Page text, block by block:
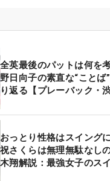
時高校3年生のアマ
でした。初日にいき
5アンダー・8位タイ
らも当時アマチュ
ベストアマに輝きま
躍はご存知の通り。プ
ーイヤーから2位に4
入ると、さらに翌年
クション・レディー
全英最後のパットは何を
野日向子の素直な“ことば
り返る【プレーバック・
おっとり性格はスイング
祝さくらは無理無駄なし
木翔解説：最強女子のス